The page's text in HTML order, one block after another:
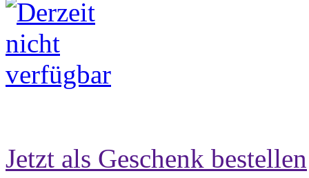
Jetzt als Geschenk bestellen